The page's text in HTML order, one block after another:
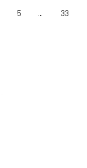
5 …
33